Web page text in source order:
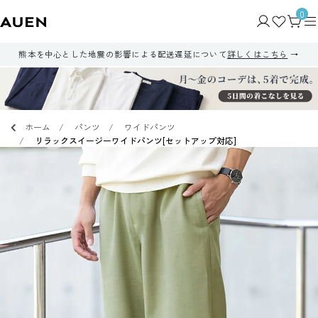
0
熊本を中心とした地震の影響による配送遅延について詳しくはこちら
ホーム パンツ
ワイドパンツ
リラックスイージーワイドパンツ[セットアップ対応]